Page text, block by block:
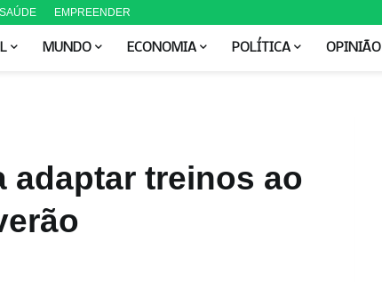
SAÚDE EMPREENDER
MUNDO ECONOMIA POLÍTICA OPINIÃO
adaptar treinos ao